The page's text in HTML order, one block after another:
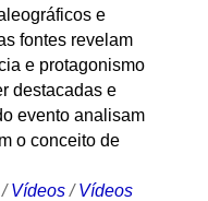
e
fontes revelam
e protagonismo
destacadas e
evento analisam
o conceito de
/Vídeos /Vídeos